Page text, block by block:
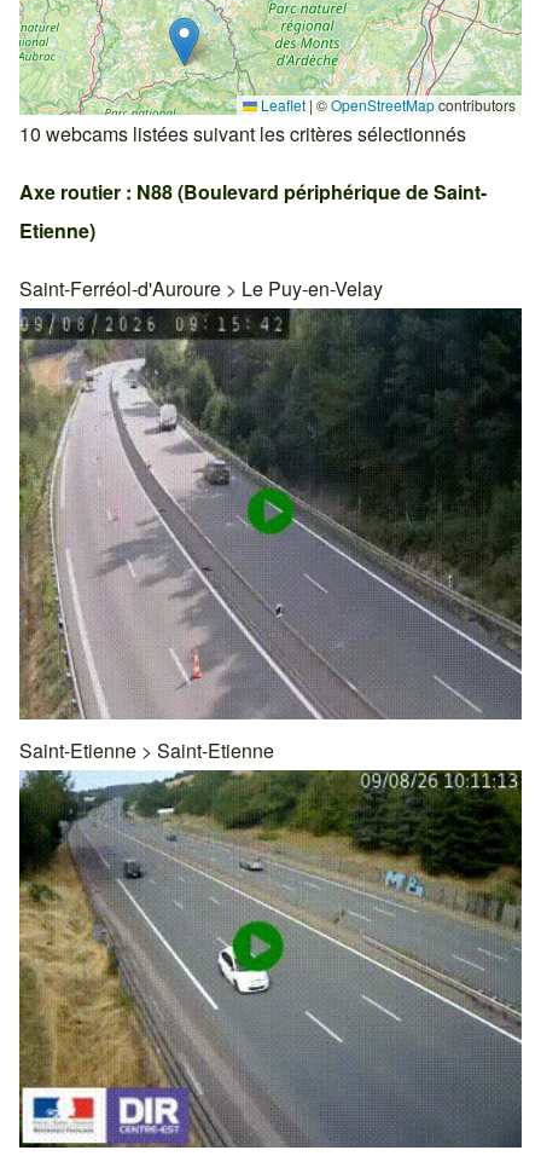
Leaflet |©OpenStreetMapcontributors
10 webcams listées suivant les critères sélectionnés
Axe routier : N88 (Boulevard périphérique de Saint-
Etienne)
Saint-Ferréol-d'Auroure > Le Puy-en-Velay
Saint-Etienne > Saint-Etienne